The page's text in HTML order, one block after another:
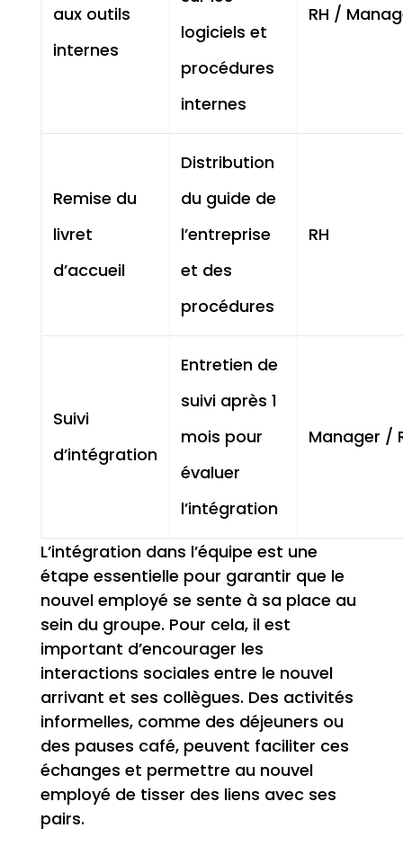
aux outils
internes
logiciels et
procédures
internes
RH /
Remise du
livret
d’accueil
Distribution
du guide de
l’entreprise
et des
procédures
RH
Suivi
d’intégration
Entretien de
suivi après 1
mois pour
évaluer
l’intégration
Manager /
L’intégration dans l’équipe est une
étape essentielle pour garantir que le
nouvel employé se sente à sa place au
sein du groupe. Pour cela, il est
important d’encourager les
interactions sociales entre le nouvel
arrivant et ses collègues. Des activités
informelles, comme des déjeuners ou
des pauses café, peuvent faciliter ces
échanges et permettre au nouvel
employé de tisser des liens avec ses
pairs.